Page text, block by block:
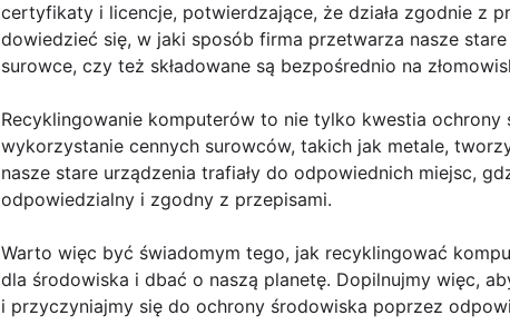
certyfikaty i licencje, potwierdzające, że działa zgodnie z
dowiedzieć się, w jaki sposób firma przetwarza nasze
surowce, czy też składowane są bezpośrednio na
Recyklingowanie komputerów to nie tylko kwestia
wykorzystanie cennych surowców, takich jak metale,
nasze stare urządzenia trafiały do odpowiednich miejsc,
odpowiedzialny i zgodny z przepisami.
Warto więc być świadomym tego, jak recyklingować
dla środowiska i dbać o naszą planetę. Dopilnujmy więc,
i przyczyniajmy się do ochrony środowiska poprzez